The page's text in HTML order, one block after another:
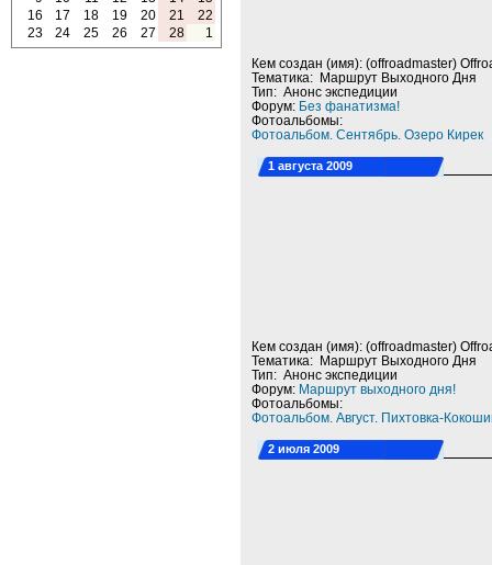
16
17 18 19 20 21
22
23
24 25 26 27 28 1
Кем создан (имя): (offroadmaster)
Тематика: Маршрут Выходного Дня
Тип: Анонс экспедиции
Форум: Без фанатизма!
Фотоальбомы:
Фотоальбом. Сентябрь. Озеро Кирек
1 августа 2009
Кем создан (имя): (offroadmaster)
Тематика: Маршрут Выходного Дня
Тип: Анонс экспедиции
Форум: Маршрут выходного дня!
Фотоальбомы:
Фотоальбом. Август. Пихтовка-
2 июля 2009